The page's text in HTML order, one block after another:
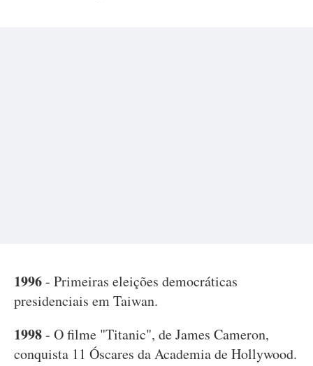
1996- Primeiras eleições democráticas
presidenciais em Taiwan.
1998- O filme "Titanic", de James Cameron,
conquista 11 Óscares da Academia de Hollywood.